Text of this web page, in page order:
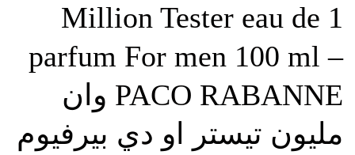
1 Million Tester eau de
parfum For men 100 ml –
PACO RABANNE وان
مليون تيستر او دي بيرفيوم